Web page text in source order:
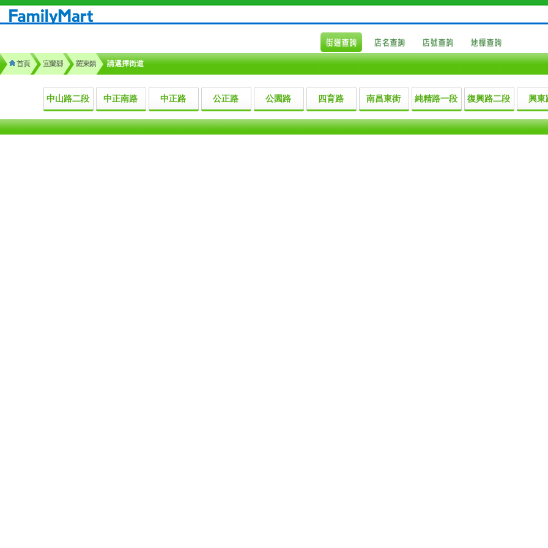
首頁 宜蘭縣 羅東鎮 請選擇街道
中山路二段 中正南路 中正路 公正路 公園路 四育路 南昌東街 純精路一段 復興路二段 興東